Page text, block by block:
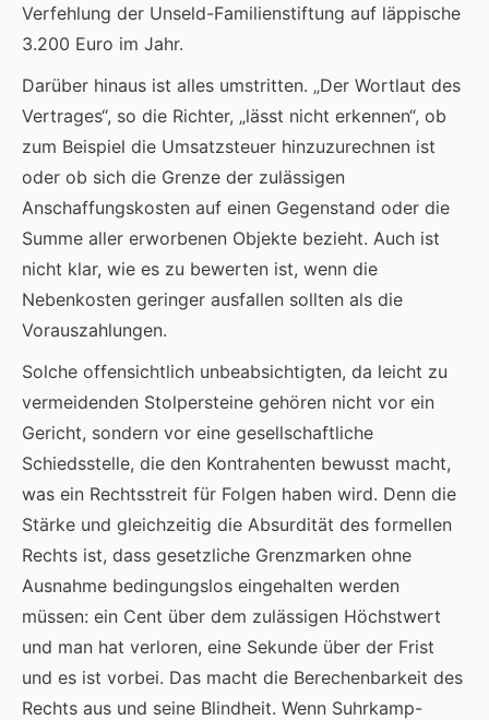
Verfehlung der Unseld-Familienstiftung auf läppische
3.200 Euro im Jahr.
Darüber hinaus ist alles umstritten. „Der Wortlaut des
Vertrages“, so die Richter, „lässt nicht erkennen“, ob
zum Beispiel die Umsatzsteuer hinzuzurechnen ist
oder ob sich die Grenze der zulässigen
Anschaffungskosten auf einen Gegenstand oder die
Summe aller erworbenen Objekte bezieht. Auch ist
nicht klar, wie es zu bewerten ist, wenn die
Nebenkosten geringer ausfallen sollten als die
Vorauszahlungen.
Solche offensichtlich unbeabsichtigten, da leicht zu
vermeidenden Stolpersteine gehören nicht vor ein
Gericht, sondern vor eine gesellschaftliche
Schiedsstelle, die den Kontrahenten bewusst macht,
was ein Rechtsstreit für Folgen haben wird. Denn die
Stärke und gleichzeitig die Absurdität des formellen
Rechts ist, dass gesetzliche Grenzmarken ohne
Ausnahme bedingungslos eingehalten werden
müssen: ein Cent über dem zulässigen Höchstwert
und man hat verloren, eine Sekunde über der Frist
und es ist vorbei. Das macht die Berechenbarkeit des
Rechts aus und seine Blindheit. Wenn Suhrkamp-